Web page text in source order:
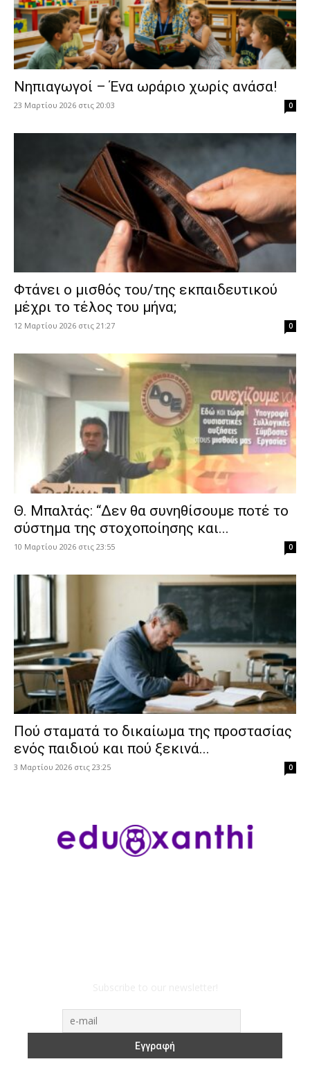
Νηπιαγωγοί – Ένα ωράριο χωρίς ανάσα!
23 Μαρτίου 2026 στις 20:03 0
Φτάνει ο μισθός του/της εκπαιδευτικού
μέχρι το τέλος του μήνα;
12 Μαρτίου 2026 στις 21:27 0
Θ. Μπαλτάς: “Δεν θα συνηθίσουμε ποτέ το
σύστημα της στοχοποίησης και...
10 Μαρτίου 2026 στις 23:55 0
Πού σταματά το δικαίωμα της προστασίας
ενός παιδιού και πού ξεκινά...
3 Μαρτίου 2026 στις 23:25 0